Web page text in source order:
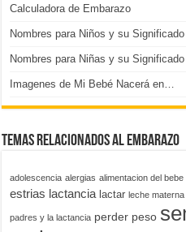
Calculadora de Embarazo
Nombres para Niños y su Significado
Nombres para Niñas y su Significado
Imagenes de Mi Bebé Nacerá en…
Temas relacionados al embarazo
adolescencia alergias alimentacion del bebe
estrias lactancia lactar leche materna
padres y la lactancia perder peso